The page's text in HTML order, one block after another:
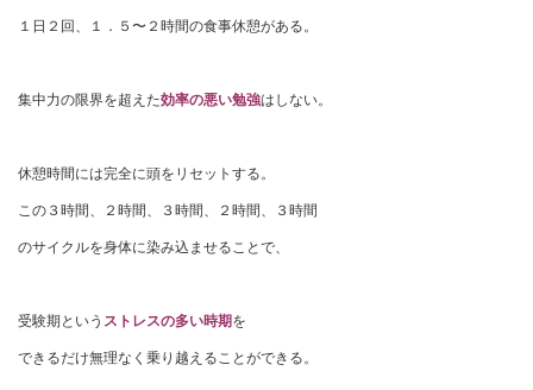
１日２回、１．５〜２時間の食事休憩がある。
集中力の限界を超えた効率の悪い勉強はしない。
休憩時間には完全に頭をリセットする。
この３時間、２時間、３時間、２時間、３時間
のサイクルを身体に染み込ませることで、
受験期という ストレスの多い時期を
できるだけ無理なく乗り越えることができる。